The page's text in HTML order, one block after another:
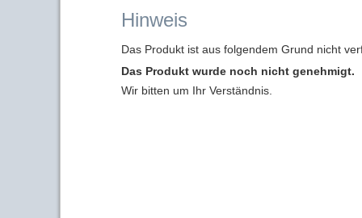
Hinweis
Das Produkt ist aus folgendem Grund nicht
Das Produkt wurde noch nicht genehmigt.
Wir bitten um Ihr Verständnis.